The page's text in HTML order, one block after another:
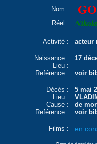
Nom :
Réel :
Activité : acteur
Naissance :
17
Lieu :
Reférence :
voir
Décès :
5 mai
Lieu :
Cause :
de
Reférence :
voir
Films : en